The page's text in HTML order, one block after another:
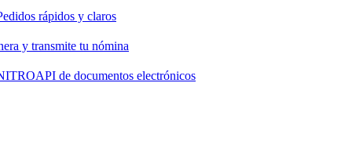
rápidos y claros
y transmite tu nómina
API de documentos electrónicos